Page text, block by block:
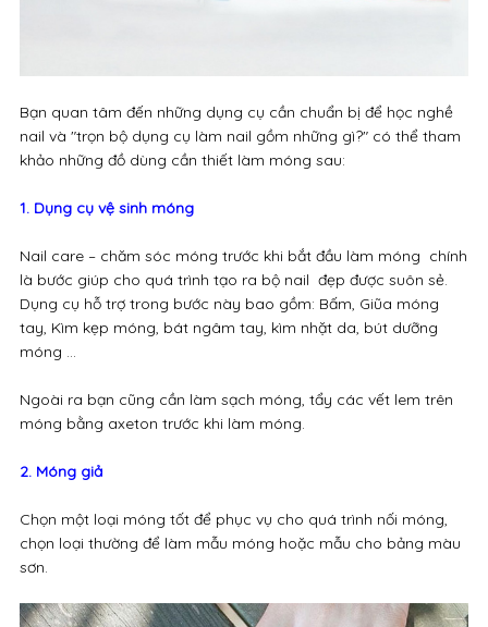
Bạn quan tâm đến những dụng cụ cần chuẩn bị để học nghề
nail và "trọn bộ dụng cụ làm nail gồm những gì?" có thể tham
khảo những đồ dùng cần thiết làm móng sau:
1. Dụng cụ vệ sinh móng
Nail care – chăm sóc móng trước khi bắt đầu làm móng chính
là bước giúp cho quá trình tạo ra bộ nail đẹp được suôn sẻ.
Dụng cụ hỗ trợ trong bước này bao gồm: Bấm, Giũa móng
tay, Kìm kẹp móng, bát ngâm tay, kìm nhặt da, bút dưỡng
móng …
Ngoài ra bạn cũng cần làm sạch móng, tẩy các vết lem trên
móng bằng axeton trước khi làm móng.
2. Móng giả
Chọn một loại móng tốt để phục vụ cho quá trình nối móng,
chọn loại thường để làm mẫu móng hoặc mẫu cho bảng màu
sơn.